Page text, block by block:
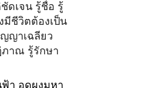
ดเจน รู้ชื่อ รู้
มีชีวิตต้องเป็น
ญาเฉลียว
าณ รู้รักษา